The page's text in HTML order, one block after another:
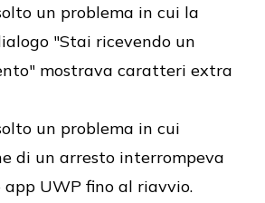
un problema in cui la
"Stai ricevendo un
mostrava caratteri extra
un problema in cui
di un arresto interrompeva
UWP fino al riavvio.